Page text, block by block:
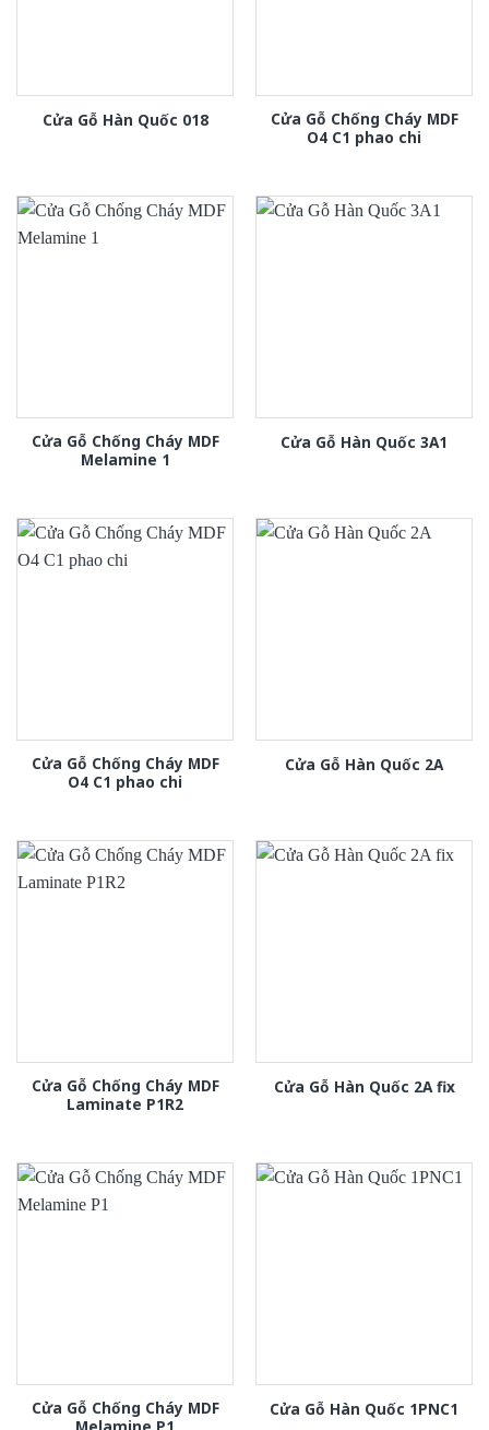
Cửa Gỗ Hàn Quốc 018
Cửa Gỗ Chống Cháy MDF
O4 C1 phao chi
Cửa Gỗ Chống Cháy MDF
Melamine 1
Cửa Gỗ Hàn Quốc 3A1
Cửa Gỗ Chống Cháy MDF
O4 C1 phao chi
Cửa Gỗ Hàn Quốc 2A
Cửa Gỗ Chống Cháy MDF
Laminate P1R2
Cửa Gỗ Hàn Quốc 2A fix
Cửa Gỗ Chống Cháy MDF
Cửa Gỗ Hàn Quốc 1PNC1